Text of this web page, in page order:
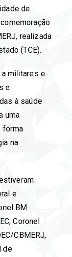
de
realizada
(TCE).
a militares e
e
à saúde
uma
forma
na
e
BM
Coronel
CBMERJ,
de